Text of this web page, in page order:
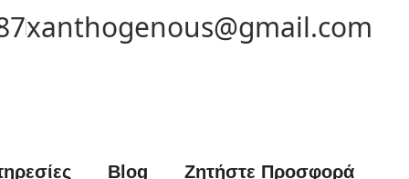
xanthogenous@gmail.com
Blog Ζητήστε Προσφορά